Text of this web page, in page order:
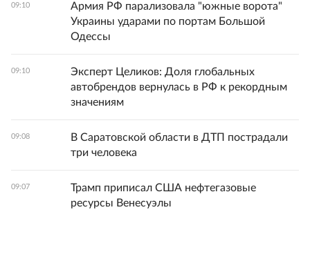
09:10
Армия РФ парализовала "южные ворота"
Украины ударами по портам Большой
Одессы
09:10
Эксперт Целиков: Доля глобальных
автобрендов вернулась в РФ к рекордным
значениям
09:08
В Саратовской области в ДТП пострадали
три человека
09:07
Трамп приписал США нефтегазовые
ресурсы Венесуэлы